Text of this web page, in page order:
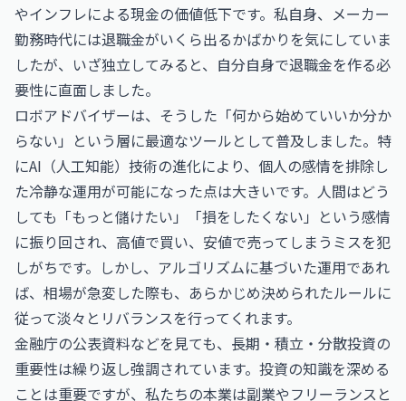
やインフレによる現金の価値低下です。私自身、メーカー
勤務時代には退職金がいくら出るかばかりを気にしていま
したが、いざ独立してみると、自分自身で退職金を作る必
要性に直面しました。
ロボアドバイザーは、そうした「何から始めていいか分か
らない」という層に最適なツールとして普及しました。特
にAI（人工知能）技術の進化により、個人の感情を排除し
た冷静な運用が可能になった点は大きいです。人間はどう
しても「もっと儲けたい」「損をしたくない」という感情
に振り回され、高値で買い、安値で売ってしまうミスを犯
しがちです。しかし、アルゴリズムに基づいた運用であれ
ば、相場が急変した際も、あらかじめ決められたルールに
従って淡々とリバランスを行ってくれます。
金融庁の公表資料などを見ても、長期・積立・分散投資の
重要性は繰り返し強調されています。投資の知識を深める
ことは重要ですが、私たちの本業は副業やフリーランスと